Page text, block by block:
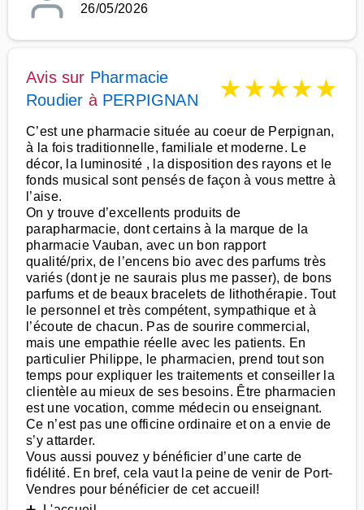
26/05/2026
Avis sur Pharmacie
Roudier à PERPIGNAN ★★★★★
C’est une pharmacie située au coeur de Perpignan,
à la fois traditionnelle, familiale et moderne. Le
décor, la luminosité , la disposition des rayons et le
fonds musical sont pensés de façon à vous mettre à
l’aise.
On y trouve d’excellents produits de
parapharmacie, dont certains à la marque de la
pharmacie Vauban, avec un bon rapport
qualité/prix, de l’encens bio avec des parfums très
variés (dont je ne saurais plus me passer), de bons
parfums et de beaux bracelets de lithothérapie. Tout
le personnel et très compétent, sympathique et à
l’écoute de chacun. Pas de sourire commercial,
mais une empathie réelle avec les patients. En
particulier Philippe, le pharmacien, prend tout son
temps pour expliquer les traitements et conseiller la
clientèle au mieux de ses besoins. Être pharmacien
est une vocation, comme médecin ou enseignant.
Ce n’est pas une officine ordinaire et on a envie de
s’y attarder.
Vous aussi pouvez y bénéficier d’une carte de
fidélité. En bref, cela vaut la peine de venir de Port-
Vendres pour bénéficier de cet accueil!